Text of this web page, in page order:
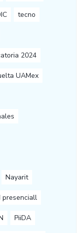
tecno
2024
UAMex
Nayarit
presenciall
PiiDA